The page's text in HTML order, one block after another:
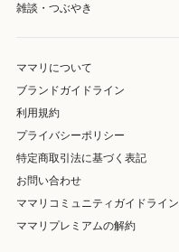
雑談・つぶやき
ママリについて
ブランドガイドライン
利用規約
プライバシーポリシー
特定商取引法に基づく表記
お問い合わせ
ママリコミュニティガイドライン
ママリプレミアムの解約